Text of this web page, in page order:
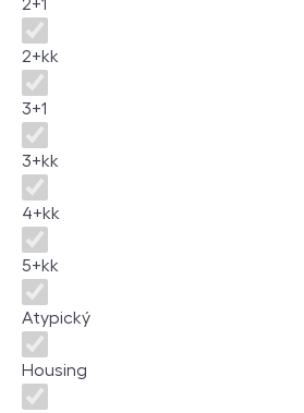
2+1
2+kk
3+1
3+kk
4+kk
5+kk
Atypický
Housing